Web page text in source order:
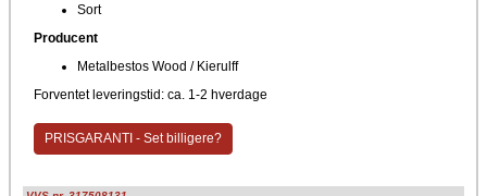
Sort
Producent
Metalbestos Wood / Kierulff
Forventet leveringstid: ca. 1-2 hverdage
PRISGARANTI - Set billigere?